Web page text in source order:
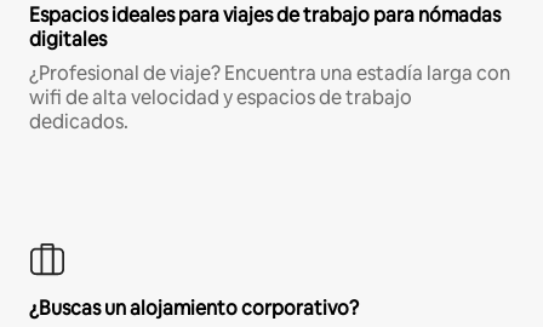
Espacios ideales para viajes de trabajo para nómadas
digitales
¿Profesional de viaje? Encuentra una estadía larga con
wifi de alta velocidad y espacios de trabajo
dedicados.
¿Buscas un alojamiento corporativo?